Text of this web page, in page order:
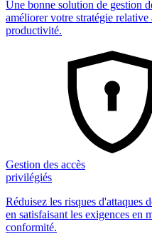
Une bonne solution de gestion
améliorer votre stratégie
productivité.
Gestion des accès
privilégiés
Réduisez les risques d'attaques
en satisfaisant les exigences en
conformité.